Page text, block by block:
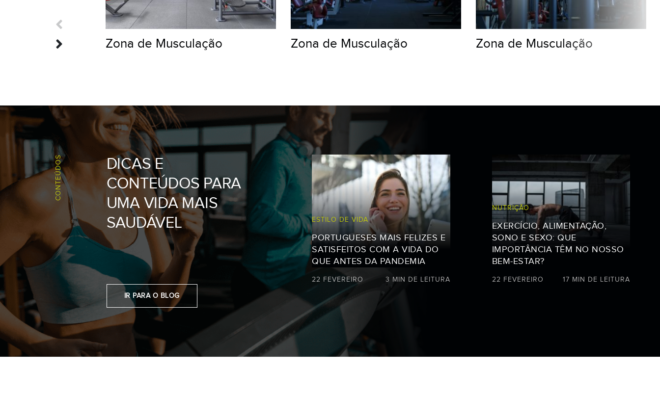
TRX
20H05
KARATÉ
PILATES
19H10
PILATES
20H10
PILATES
18H50
TRX
KARATÉ
Zona de Musculação Zona de Musculação Zona de Musculação
CONTEÚDOS
DICAS E
CONTEÚDOS PARA
UMA VIDA MAIS
SAUDÁVEL
ESTILO DE VIDA
PORTUGUESES MAIS FELIZES E
SATISFEITOS COM A VIDA DO
QUE ANTES DA PANDEMIA
22 FEVEREIRO 3 MIN DE LEITURA
NUTRIÇÃO
EXERCÍCIO, ALIMENTAÇÃO,
SONO E SEXO: QUE
IMPORTÂNCIA TÊM NO NOSSO
BEM-ESTAR?
22 FEVEREIRO 17 MIN DE LEITURA
IR PARA O BLOG